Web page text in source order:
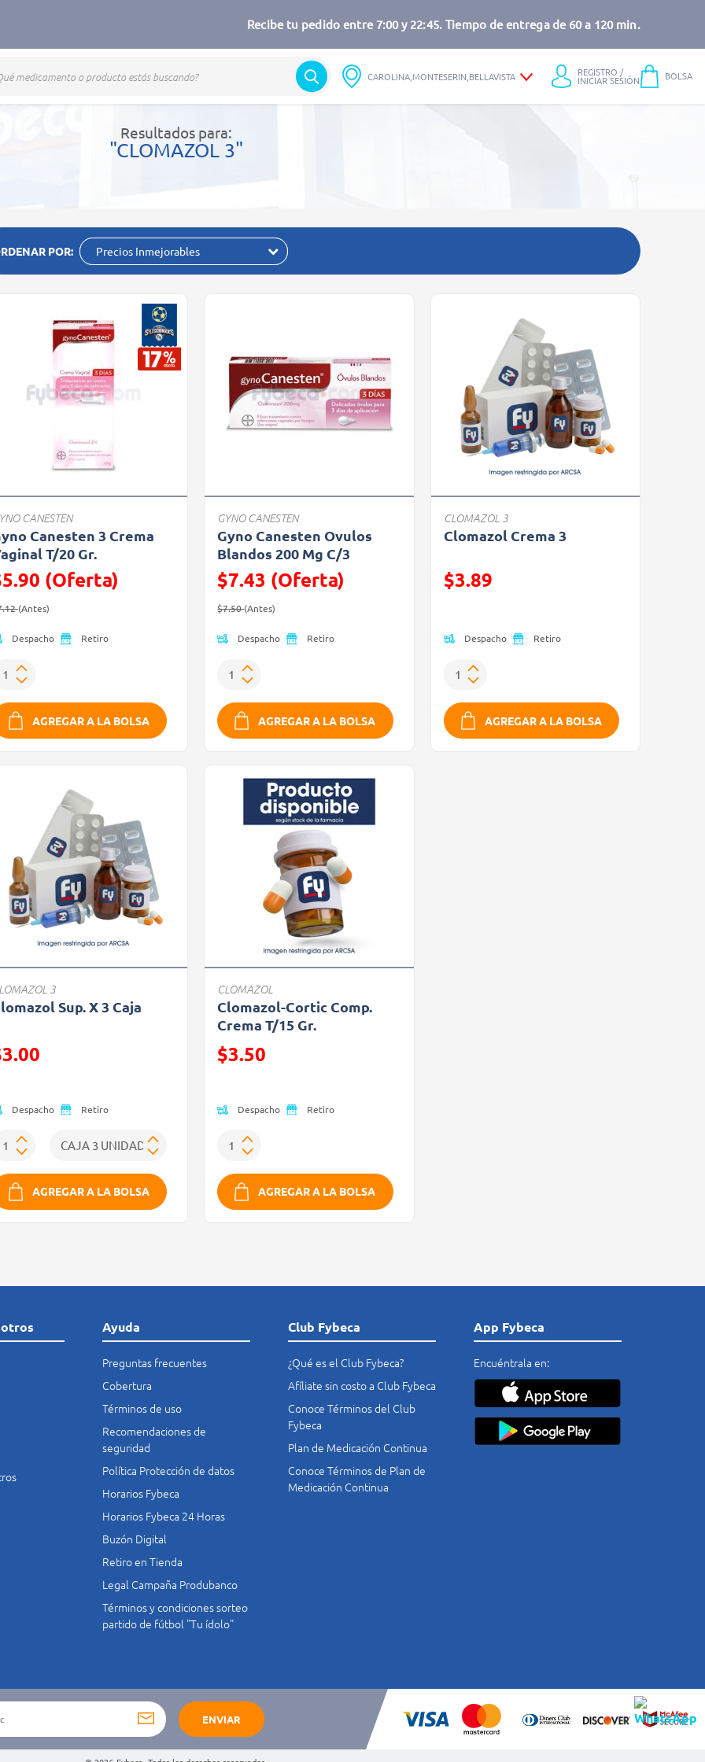
Recibe tu pedido entre 7:00 y 22:45. Tiempo de entrega de 60 a 120 min.
CAROLINA,MONTESERIN,BELLAVISTA REGISTRO /
INICIAR SESIÓN BOLSA
Resultados para:
"CLOMAZOL 3"
POR: Precios Inmejorables
CANESTEN
Canesten 3 Crema
T/20 Gr.
(Oferta)
reducido de
(Antes)
Despacho Retiro
AGREGAR A LA BOLSA
GYNO CANESTEN
Gyno Canesten Ovulos
Blandos 200 Mg C/3
$7.43 (Oferta)
Precio reducido de
$7.50(Antes)
Despacho Retiro
AGREGAR A LA BOLSA
CLOMAZOL 3
Clomazol Crema 3
$3.89
Despacho Retiro
AGREGAR A LA BOLSA
3
Sup. X 3 Caja
reducido de
Despacho Retiro
AGREGAR A LA BOLSA
CLOMAZOL
Clomazol-Cortic Comp.
Crema T/15 Gr.
Precio reducido de
$3.50
Despacho Retiro
AGREGAR A LA BOLSA
Ayuda
Preguntas frecuentes
Cobertura
Términos de uso
Recomendaciones de
seguridad
Política Protección de datos
Horarios Fybeca
Horarios Fybeca 24 Horas
Buzón Digital
Retiro en Tienda
Legal Campaña Produbanco
Términos y condiciones sorteo
partido de fútbol "Tu ídolo"
Club Fybeca
¿Qué es el Club Fybeca?
Afíliate sin costo a Club Fybeca
Conoce Términos del Club
Fybeca
Plan de Medicación Continua
Conoce Términos de Plan de
Medicación Continua
App Fybeca
Encuéntrala en:
ENVIAR